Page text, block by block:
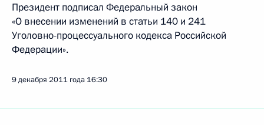
Президент подписал Федеральный закон
«О внесении изменений в статьи 140 и 241
Уголовно-процессуального кодекса Российской
Федерации».
9 декабря 2011 года 16:30